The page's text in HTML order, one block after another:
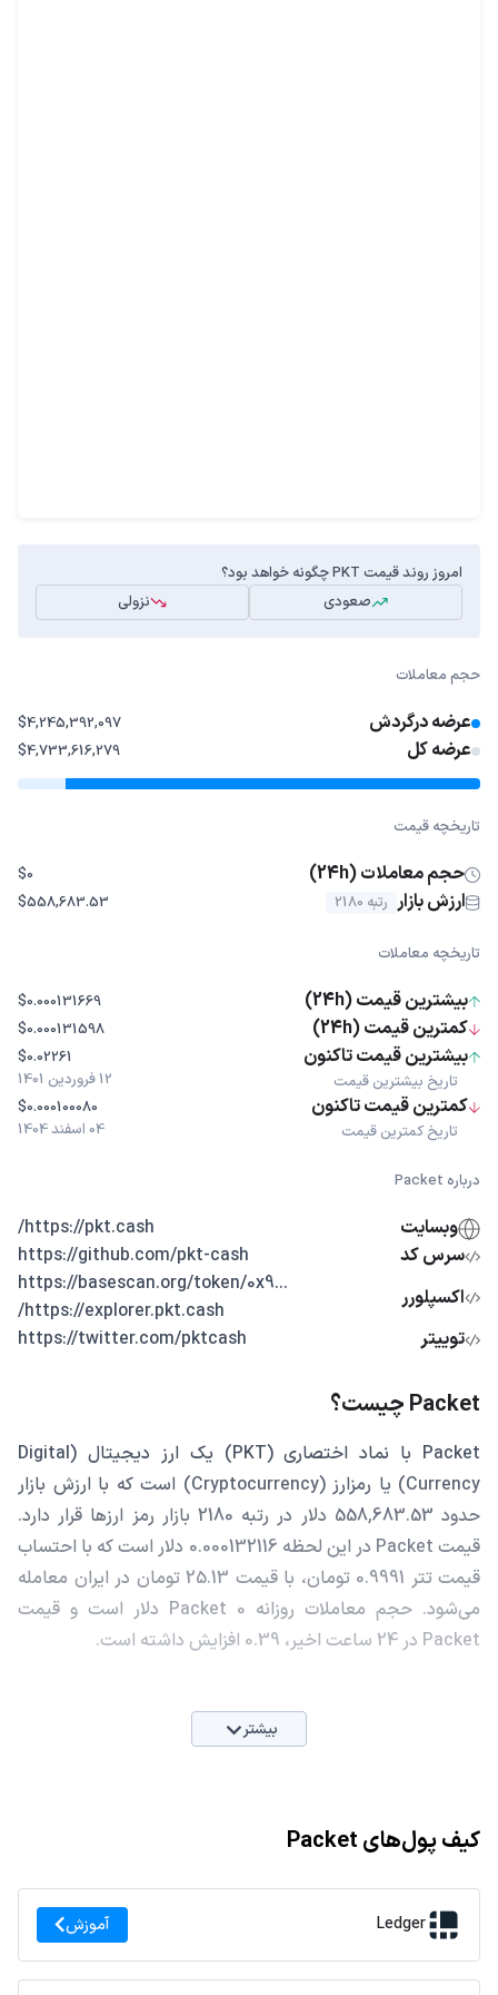
امروز روند قیمت PKT چگونه خواهد بود؟
صعودی
نزولی
حجم معاملات
عرضه درگردش $4,245,392,097
عرضه کل $4,733,616,279
تاریخچه قیمت
حجم معاملات (24h) $0
ارزش بازار رتبه 2180 $558,683.53
تاریخچه معاملات
بیشترین قیمت (24h) $0.000131669
کمترین قیمت (24h) $0.000131598
بیشترین قیمت تاکنون
تاریخ بیشترین قیمت
$0.02261
12 فروردین 1401
کمترین قیمت تاکنون
تاریخ کمترین قیمت
$0.000100080
04 اسفند 1404
درباره Packet
وبسایت
https://pkt.cash/
سرس کد
https://github.com/pkt-cash
اکسپلورر
...https://basescan.org/token/0x9
https://explorer.pkt.cash/
توییتر
https://twitter.com/pktcash
Packet چیست؟
Packet با نماد اختصاری (PKT) یک ارز دیجیتال (Digital
Currency) یا رمزارز (Cryptocurrency) است که با ارزش بازار
حدود 558,683.53 دلار در رتبه 2180 بازار رمز ارزها قرار دارد.
قیمت Packet در این لحظه 0.000132116 دلار است که با احتساب
قیمت تتر 0.9991 تومان، با قیمت 25.13 تومان در ایران معامله
می‌شود. حجم معاملات روزانه Packet 0 دلار است و قیمت
Packet در 24 ساعت اخیر، 0.39 افزایش داشته است.
بیشتر
کیف پول‌های Packet
Ledger آموزش